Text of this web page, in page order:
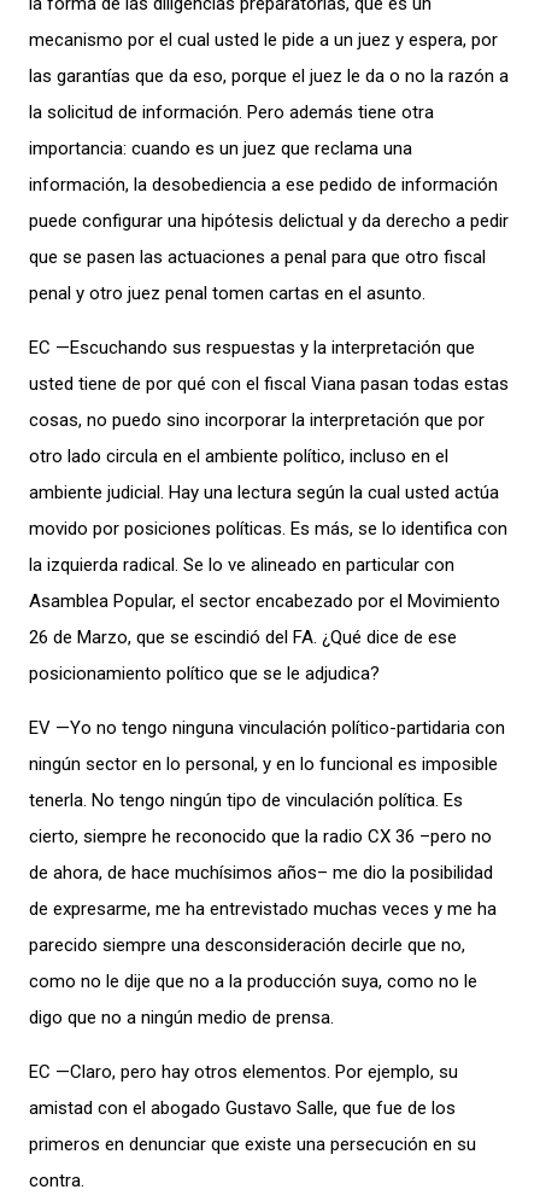
mecanismo por el cual usted le pide a un juez y espera, por
las garantías que da eso, porque el juez le da o no la razón a
la solicitud de información. Pero además tiene otra
importancia: cuando es un juez que reclama una
información, la desobediencia a ese pedido de información
puede configurar una hipótesis delictual y da derecho a pedir
que se pasen las actuaciones a penal para que otro fiscal
penal y otro juez penal tomen cartas en el asunto.
EC —Escuchando sus respuestas y la interpretación que
usted tiene de por qué con el fiscal Viana pasan todas estas
cosas, no puedo sino incorporar la interpretación que por
otro lado circula en el ambiente político, incluso en el
ambiente judicial. Hay una lectura según la cual usted actúa
movido por posiciones políticas. Es más, se lo identifica con
la izquierda radical. Se lo ve alineado en particular con
Asamblea Popular, el sector encabezado por el Movimiento
26 de Marzo, que se escindió del FA. ¿Qué dice de ese
posicionamiento político que se le adjudica?
EV —Yo no tengo ninguna vinculación político-partidaria con
ningún sector en lo personal, y en lo funcional es imposible
tenerla. No tengo ningún tipo de vinculación política. Es
cierto, siempre he reconocido que la radio CX 36 –pero no
de ahora, de hace muchísimos años– me dio la posibilidad
de expresarme, me ha entrevistado muchas veces y me ha
parecido siempre una desconsideración decirle que no,
como no le dije que no a la producción suya, como no le
digo que no a ningún medio de prensa.
EC —Claro, pero hay otros elementos. Por ejemplo, su
amistad con el abogado Gustavo Salle, que fue de los
primeros en denunciar que existe una persecución en su
contra.